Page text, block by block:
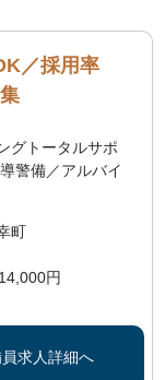
／採用率
グトータルサポ
警備／アルバイ
町
円
求人詳細へ